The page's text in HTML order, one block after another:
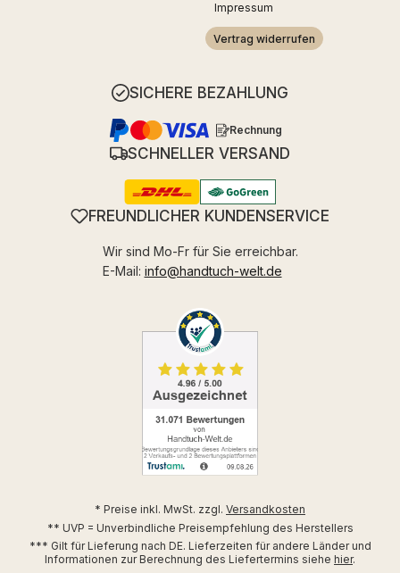
Impressum
Vertrag widerrufen
SICHERE BEZAHLUNG
Rechnung
SCHNELLER VERSAND
FREUNDLICHER KUNDENSERVICE
Wir sind Mo-Fr für Sie erreichbar.
E-Mail: info@handtuch-welt.de
* Preise inkl. MwSt. zzgl. Versandkosten
** UVP = Unverbindliche Preisempfehlung des Herstellers
*** Gilt für Lieferung nach DE. Lieferzeiten für andere Länder und
Informationen zur Berechnung des Liefertermins siehe hier.